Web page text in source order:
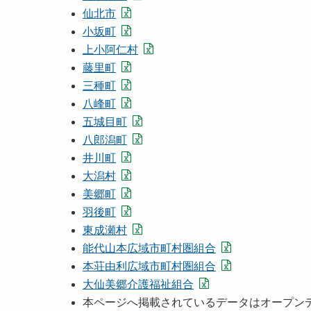
仙北市
小坂町
上小阿仁村
藤里町
三種町
八峰町
五城目町
八郎潟町
井川町
大潟村
美郷町
羽後町
東成瀬村
能代山本広域市町村圏組合
本荘由利広域市町村圏組合
大仙美郷介護福祉組合
本ページへ掲載されているデータはオープン